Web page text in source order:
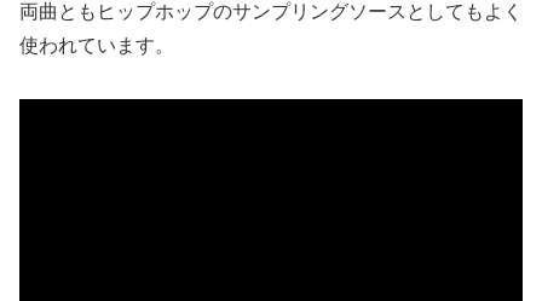
両曲ともヒップホップのサンプリングソースとしてもよく
使われています。